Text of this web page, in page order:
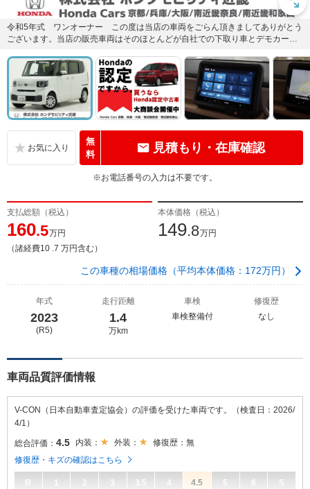
令和5年式 ワンオーナー この度は当店の車両をごらん頂きましてありがとう
ございます。当店の販売車両はそのほとんどが自社での下取り車とデモカー
無
料
見積もり・在庫確認
※お電話番号の入力は不要です。
支払総額（税込）
160.5万円
（諸経費10 .7 万円含む）
本体価格（税込）
149.8万円
この車種の相場価格（平均本体価格：172万円）
年式
2023
(R5)
走行距離
1.4
万km
車検
車検整備付
修復歴
なし
車両品質評価情報
V-CON（日本自動車査定協会）の評価を受けた車両です。（検査日：2026/
4/1）
総合評価： 4.5 内装： 外装：
修復歴：無
修復歴・キズの確認はこちら
R 1 2 3 3.5 4 4.5 5 6 S